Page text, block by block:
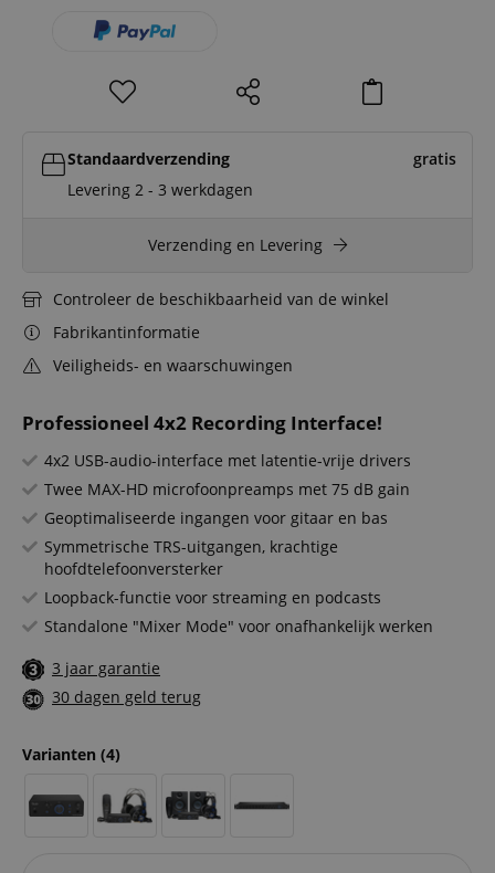
Professioneel 4x2 Recording Interface!
4x2 USB-audio-interface met latentie-vrije drivers
Twee MAX-HD microfoonpreamps met 75 dB gain
Geoptimaliseerde ingangen voor gitaar en bas
Symmetrische TRS-uitgangen, krachtige
hoofdtelefoonversterker
Loopback-functie voor streaming en podcasts
Standalone "Mixer Mode" voor onafhankelijk werken
3 jaar garantie
30 dagen geld terug
Varianten (4)
Standaardverzending
gratis
Levering 2 - 3 werkdagen
Verzending en Levering
Controleer de beschikbaarheid van de winkel
Fabrikantinformatie
Veiligheids- en waarschuwingen